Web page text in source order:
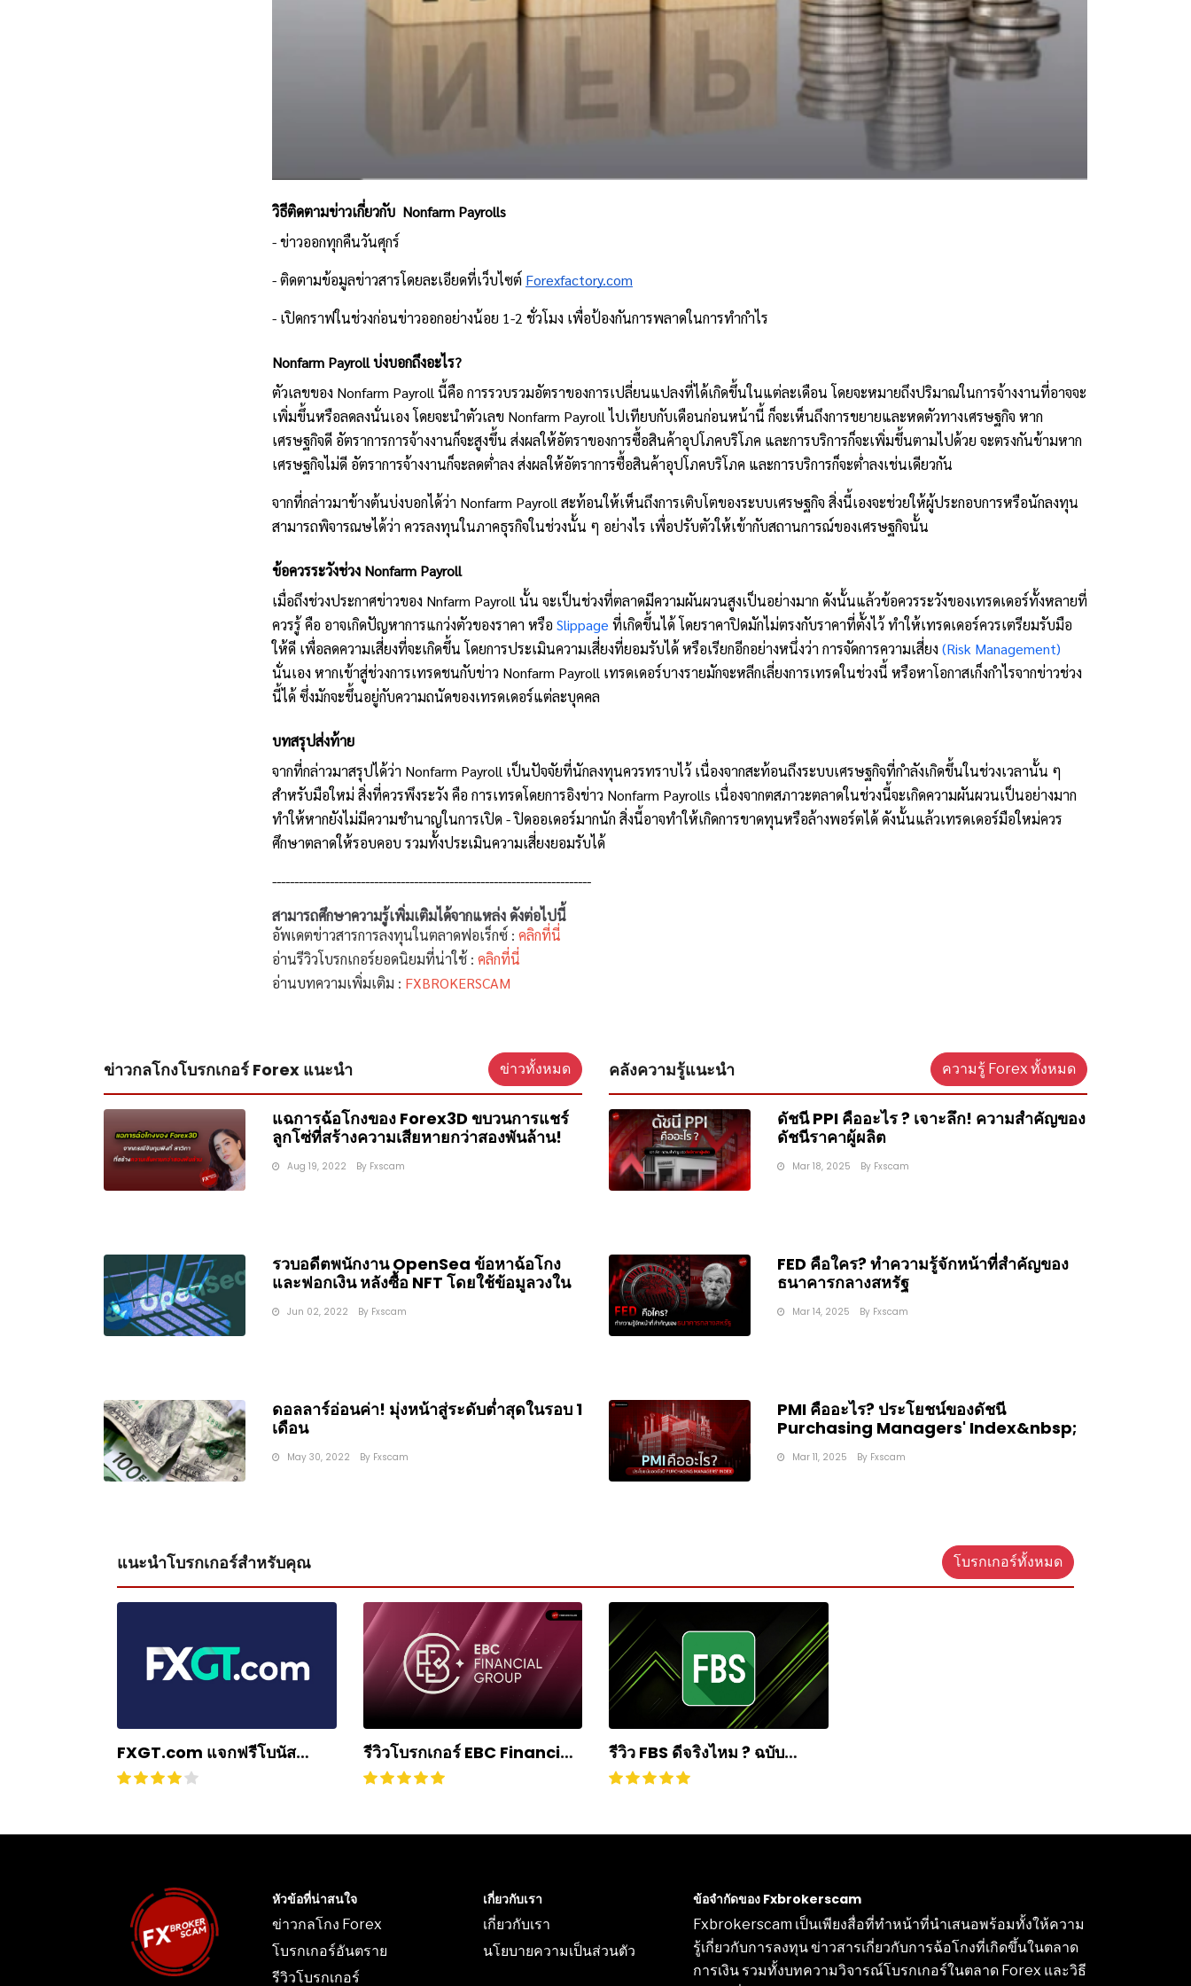
วิธีติดตามข่าวเกี่ยวกับ  Nonfarm Payrolls
- ข่าวออกทุกคืนวันศุกร์
- ติดตามข้อมูลข่าวสารโดยละเอียดที่เว็บไซต์ Forexfactory.com
- เปิดกราฟในช่วงก่อนข่าวออกอย่างน้อย 1-2 ชั่วโมง เพื่อป้องกันการพลาดในการทำกำไร
Nonfarm Payroll บ่งบอกถึงอะไร?
ตัวเลขของ Nonfarm Payroll นี้คือ การรวบรวมอัตราของการเปลี่ยนแปลงที่ได้เกิดขึ้นในแต่ละเดือน โดยจะหมายถึงปริมาณในการจ้างงานที่อาจจะ
เพิ่มขึ้นหรือลดลงนั่นเอง โดยจะนำตัวเลข Nonfarm Payroll ไปเทียบกับเดือนก่อนหน้านี้ ก็จะเห็นถึงการขยายและหดตัวทางเศรษฐกิจ หาก
เศรษฐกิจดี อัตราการการจ้างงานก็จะสูงขึ้น ส่งผลให้อัตราของการซื้อสินค้าอุปโภคบริโภค และการบริการก็จะเพิ่มขึ้นตามไปด้วย จะตรงกันข้ามหาก
เศรษฐกิจไม่ดี อัตราการจ้างงานก็จะลดต่ำลง ส่งผลให้อัตราการซื้อสินค้าอุปโภคบริโภค และการบริการก็จะต่ำลงเช่นเดียวกัน
จากที่กล่าวมาข้างต้นบ่งบอกได้ว่า Nonfarm Payroll สะท้อนให้เห็นถึงการเติบโตของระบบเศรษฐกิจ สิ่งนี้เองจะช่วยให้ผู้ประกอบการหรือนักลงทุน
สามารถพิจารณษได้ว่า ควรลงทุนในภาคธุรกิจในช่วงนั้น ๆ อย่างไร เพื่อปรับตัวให้เข้ากับสถานการณ์ของเศรษฐกิจนั้น
ข้อควรระวังช่วง Nonfarm Payroll
เมื่อถึงช่วงประกาศข่าวของ Nnfarm Payroll นั้น จะเป็นช่วงที่ตลาดมีความผันผวนสูงเป็นอย่างมาก ดังนั้นแล้วข้อควรระวังของเทรดเดอร์ทั้งหลายที่
ควรรู้ คือ อาจเกิดปัญหาการแกว่งตัวของราคา หรือ Slippage ที่เกิดขึ้นได้ โดยราคาปิดมักไม่ตรงกับราคาที่ตั้งไว้ ทำให้เทรดเดอร์ควรเตรียมรับมือ
ให้ดี เพื่อลดความเสี่ยงที่จะเกิดขึ้น โดยการประเมินความเสี่ยงที่ยอมรับได้ หรือเรียกอีกอย่างหนึ่งว่า การจัดการความเสี่ยง (Risk Management)
นั่นเอง หากเข้าสู่ช่วงการเทรดชนกับข่าว Nonfarm Payroll เทรดเดอร์บางรายมักจะหลีกเลี่ยงการเทรดในช่วงนี้ หรือหาโอกาสเก็งกำไรจากข่าวช่วง
นี้ได้ ซึ่งมักจะขึ้นอยู่กับความถนัดของเทรดเดอร์แต่ละบุคคล
บทสรุปส่งท้าย
จากที่กล่าวมาสรุปได้ว่า Nonfarm Payroll เป็นปัจจัยที่นักลงทุนควรทราบไว้ เนื่องจากสะท้อนถึงระบบเศรษฐกิจที่กำลังเกิดขึ้นในช่วงเวลานั้น ๆ
สำหรับมือใหม่ สิ่งที่ควรพึงระวัง คือ การเทรดโดยการอิงข่าว Nonfarm Payrolls เนื่องจากตสภาวะตลาดในช่วงนี้จะเกิดความผันผวนเป็นอย่างมาก
ทำให้หากยังไม่มีความชำนาญในการเปิด - ปิดออเดอร์มากนัก สิ่งนี้อาจทำให้เกิดการขาดทุนหรือล้างพอร์ตได้ ดังนั้นแล้วเทรดเดอร์มือใหม่ควร
ศึกษาตลาดให้รอบคอบ รวมทั้งประเมินความเสี่ยงยอมรับได้
------------------------------------------------------------------------
สามารถศึกษาความรู้เพิ่มเติมได้จากแหล่ง ดังต่อไปนี้
อัพเดตข่าวสารการลงทุนในตลาดฟอเร็กซ์ : คลิกที่นี่
อ่านรีวิวโบรกเกอร์ยอดนิยมที่น่าใช้ : คลิกที่นี่
อ่านบทความเพิ่มเติม : FXBROKERSCAM
ข่าวกลโกงโบรกเกอร์ Forex แนะนำ ข่าวทั้งหมด
แฉการฉ้อโกงของ Forex3D ขบวนการแชร์
ลูกโซ่ที่สร้างความเสียหายกว่าสองพันล้าน!
Aug 19, 2022 By Fxscam
รวบอดีตพนักงาน OpenSea ข้อหาฉ้อโกง
และฟอกเงิน หลังซื้อ NFT โดยใช้ข้อมูลวงใน
Jun 02, 2022 By Fxscam
ดอลลาร์อ่อนค่า! มุ่งหน้าสู่ระดับต่ำสุดในรอบ 1
เดือน
May 30, 2022 By Fxscam
คลังความรู้แนะนำ ความรู้ Forex ทั้งหมด
ดัชนี PPI คืออะไร ? เจาะลึก! ความสำคัญของ
ดัชนีราคาผู้ผลิต
Mar 18, 2025 By Fxscam
FED คือใคร? ทำความรู้จักหน้าที่สำคัญของ
ธนาคารกลางสหรัฐ
Mar 14, 2025 By Fxscam
PMI คืออะไร? ประโยชน์ของดัชนี
Purchasing Managers' Index&nbsp;
Mar 11, 2025 By Fxscam
แนะนำโบรกเกอร์สำหรับคุณ โบรกเกอร์ทั้งหมด
FXGT.com แจกฟรีโบนัส
ต้อนรับ 50% สูงสุด $500
รีวิวโบรกเกอร์ EBC Financial
Group ดีไหม? ถอนเงินยาก
หรือไม่? อัปเดตปี 2024
รีวิว FBS ดีจริงไหม ? ฉบับ
อัปเดตปี 2025
หัวข้อที่น่าสนใจ
ข่าวกลโกง Forex
โบรกเกอร์อันตราย
รีวิวโบรกเกอร์
เกี่ยวกับเรา
เกี่ยวกับเรา
นโยบายความเป็นส่วนตัว
ข้อจำกัดของ Fxbrokerscam
Fxbrokerscam เป็นเพียงสื่อที่ทำหน้าที่นำเสนอพร้อมทั้งให้ความ
รู้เกี่ยวกับการลงทุน ข่าวสารเกี่ยวกับการฉ้อโกงที่เกิดขึ้นในตลาด
การเงิน รวมทั้งบทความวิจารณ์โบรกเกอร์ในตลาด Forex และวิธี